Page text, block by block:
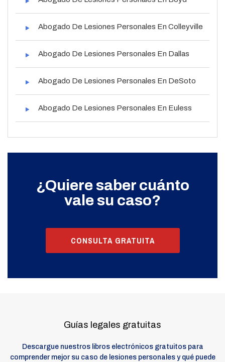
Abogado De Lesiones Personales En Colleyville
Abogado De Lesiones Personales En Dallas
Abogado De Lesiones Personales En DeSoto
Abogado De Lesiones Personales En Euless
¿Quiere saber cuánto
vale su caso?
CONSULTA GRATUITA
Guías legales gratuitas
Descargue nuestros libros electrónicos gratuitos para
comprender mejor su caso de lesiones personales y qué puede